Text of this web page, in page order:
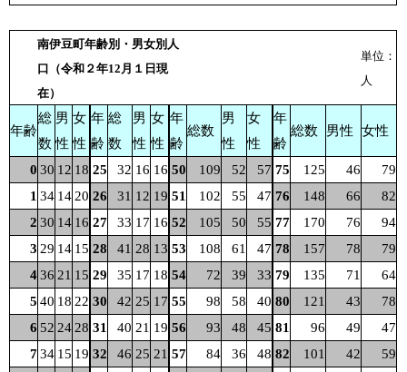
南伊豆町年齢別・男女別人
口（令和２年12月１日現
在）
単位：
人
年齢
総
数
男
性
女
性
年
齢
総
数
男
性
女
性
年
齢
総数
男
性
女
性
年
齢
総数 男性 女性
0 30 12 18 25 32 16 16 50 109 52 57 75 125 46
79
1 34 14 20 26 31 12 19 51 102 55 47 76 148 66
82
2 30 14 16 27 33 17 16 52 105 50 55 77 170 76
94
3 29 14 15 28 41 28 13 53 108 61 47 78 157 78
79
436 21 15 29 35 17 18 54 72 39 33 79 135 71
64
5 40 18 22 30 42 25 17 55 98 58 40 80 121 43
78
6 52 24 28 31 40 21 19 56 93 48 45 81 96 49
47
734 15 19 32 46 25 21 57 84 36 48 82 101 42
59